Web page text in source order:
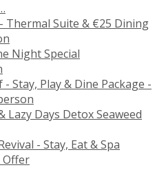
Thermal Suite & €25 Dining
Night Special
Stay, Play & Dine Package -
Lazy Days Detox Seaweed
- Stay, Eat & Spa
Offer